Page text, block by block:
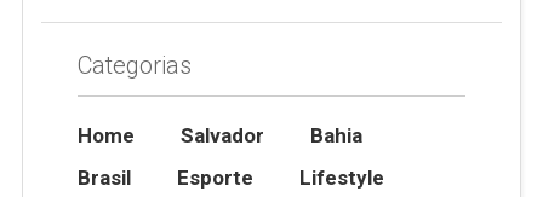
Categorias
Home Salvador
Bahia
Brasil
Esporte Lifestyle